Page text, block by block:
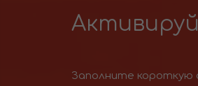
Заполните короткую